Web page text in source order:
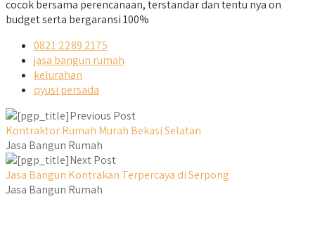
cocok bersama perencanaan, terstandar dan tentu nya on
budget serta bergaransi 100%
0821 2289 2175
jasa bangun rumah
kelurahan
qyusi persada
Previous Post
Kontraktor Rumah Murah Bekasi Selatan
Jasa Bangun Rumah
Next Post
Jasa Bangun Kontrakan Terpercaya di Serpong
Jasa Bangun Rumah